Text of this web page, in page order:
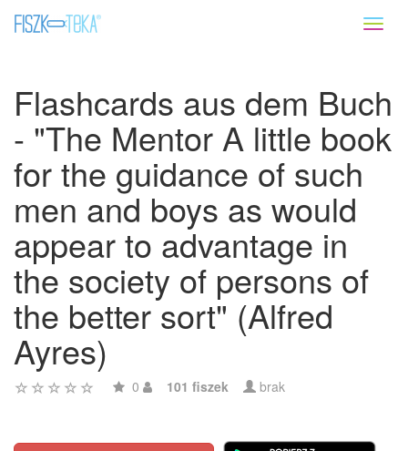
Flashcards aus dem Buch
- "The Mentor A little book
for the guidance of such
men and boys as would
appear to advantage in
the society of persons of
the better sort" (Alfred
Ayres)
0 101 fiszek brak